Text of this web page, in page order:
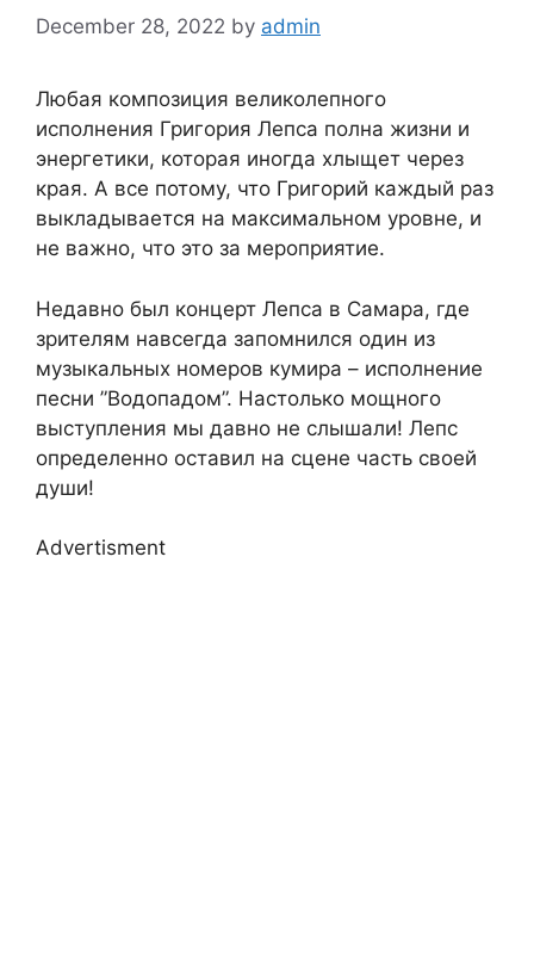
December 28, 2022 by admin
Любая композиция великолепного
исполнения Григория Лепса полна жизни и
энергетики, которая иногда хлыщет через
края. А все потому, что Григорий каждый раз
выкладывается на максимальном уровне, и
не важно, что это за мероприятие.
Недавно был концерт Лепса в Самара, где
зрителям навсегда запомнился один из
музыкальных номеров кумира – исполнение
песни ”Водопадом”. Настолько мощного
выступления мы давно не слышали! Лепс
определенно оставил на сцене часть своей
души!
Advertisment